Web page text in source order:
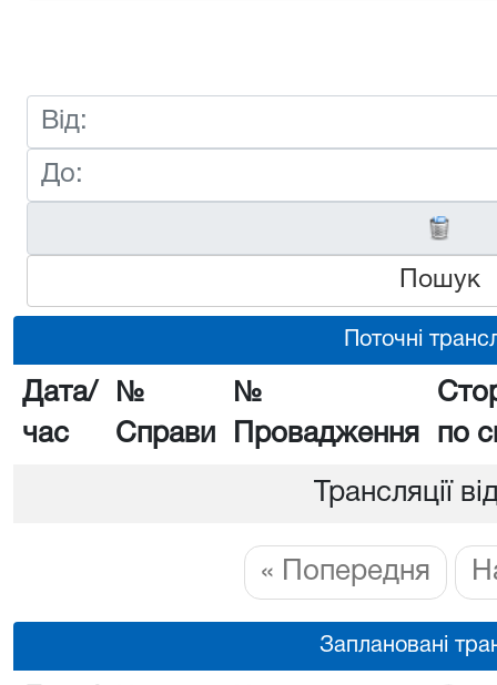
Пошук
Поточні
Дата/
час
№
Справи
№
Провадження
по
Трансляції
« Попередня
Заплановані